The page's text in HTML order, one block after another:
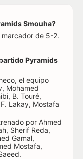
Smouha?
marcador de 5-2.
Pyramids
el equipo
Mohamed
B. Touré,
Lakay, Mostafa
por Ahmed
Sherif Reda,
Gamal,
Mostafa,